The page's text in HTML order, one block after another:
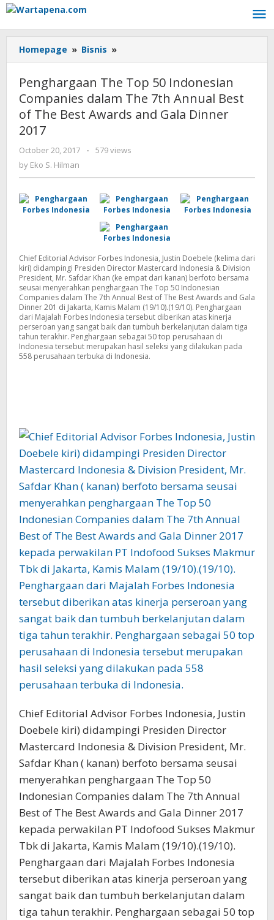
Skip
content
Homepage » Bisnis »
The
50
Indonesian
Companies
7th
Best
The
Best
Awards
and
Gala
Dinner
2017
Penghargaan The Top 50 Indonesian
Companies dalam The 7th Annual Best
of The Best Awards and Gala Dinner
2017
October 20, 2017
by
-
579 views
by Eko S. Hilman
Chief Editorial Advisor Forbes Indonesia, Justin Doebele (kelima dari
kiri) didampingi Presiden Director Mastercard Indonesia & Division
President, Mr. Safdar Khan (ke empat dari kanan) berfoto bersama
seusai menyerahkan penghargaan The Top 50 Indonesian
Companies dalam The 7th Annual Best of The Best Awards and Gala
Dinner 201 di Jakarta, Kamis Malam (19/10).(19/10). Penghargaan
dari Majalah Forbes Indonesia tersebut diberikan atas kinerja
perseroan yang sangat baik dan tumbuh berkelanjutan dalam tiga
tahun terakhir. Penghargaan sebagai 50 top perusahaan di
Indonesia tersebut merupakan hasil seleksi yang dilakukan pada
558 perusahaan terbuka di Indonesia.
Chief Editorial Advisor Forbes Indonesia, Justin
Doebele kiri) didampingi Presiden Director
Mastercard Indonesia & Division President, Mr.
Safdar Khan ( kanan) berfoto bersama seusai
menyerahkan penghargaan The Top 50
Indonesian Companies dalam The 7th Annual
Best of The Best Awards and Gala Dinner 2017
kepada perwakilan PT Indofood Sukses Makmur
Tbk di Jakarta, Kamis Malam (19/10).(19/10).
Penghargaan dari Majalah Forbes Indonesia
tersebut diberikan atas kinerja perseroan yang
sangat baik dan tumbuh berkelanjutan dalam
tiga tahun terakhir. Penghargaan sebagai 50 top